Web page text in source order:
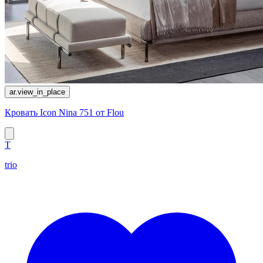
ar.view_in_place
Кровать Icon Nina 751 от Flou
T
trio